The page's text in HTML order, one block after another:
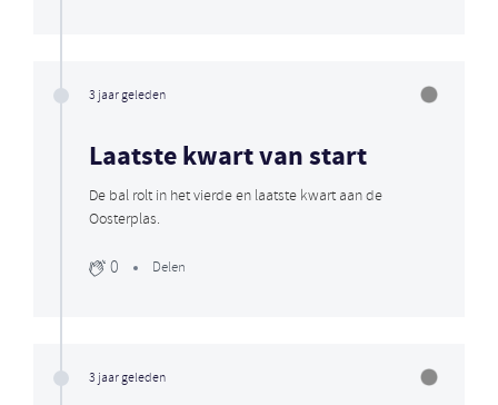
3 jaar geleden
Laatste kwart van start
De bal rolt in het vierde en laatste kwart aan de
Oosterplas.
0 Delen
3 jaar geleden